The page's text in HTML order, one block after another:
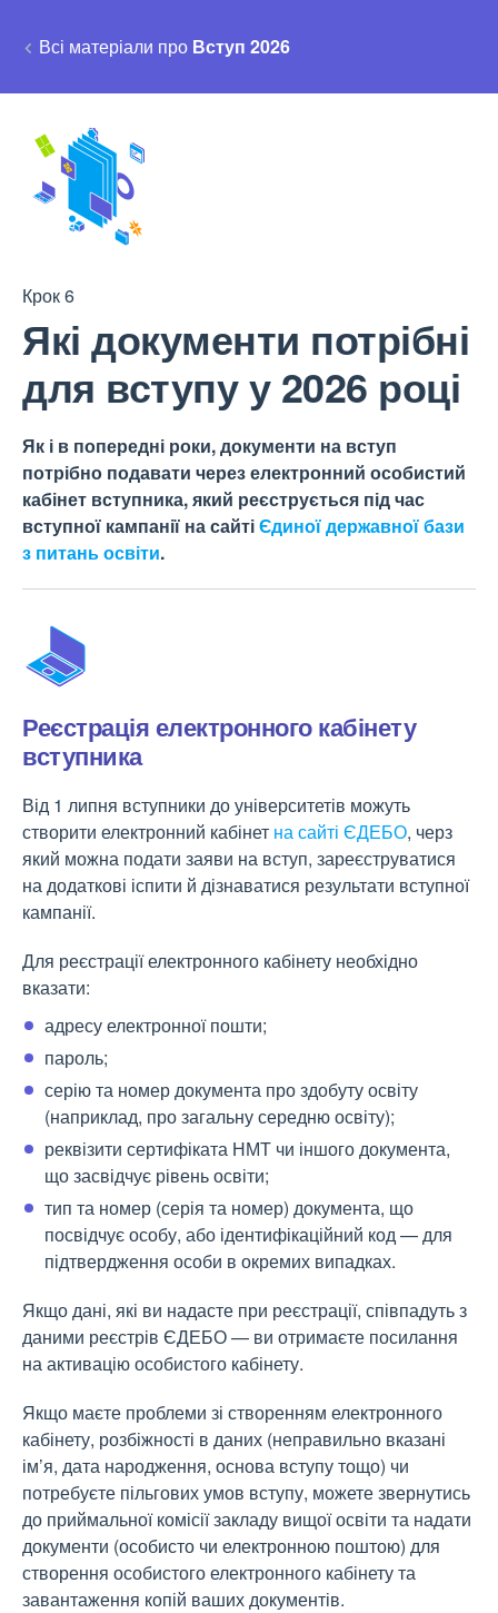
Всі матеріали про Вступ 2026
Крок 6
Які документи потрібні
для вступу у 2026 році
Як і в попередні роки, документи на вступ
потрібно подавати через електронний особистий
кабінет вступника, який реєструється під час
вступної кампанії на сайтіЄдиної державної бази
з питань освіти.
Реєстрація електронного кабінету
вступника
Від 1 липня вступники до університетів можуть
створити електронний кабінет на сайті ЄДЕБО, черз
який можна подати заяви на вступ, зареєструватися
на додаткові іспити й дізнаватися результати вступної
кампанії.
Для реєстрації електронного кабінету необхідно
вказати:
адресу електронної пошти;
пароль;
серію та номер документа про здобуту освіту
(наприклад, про загальну середню освіту);
реквізити сертифіката НМТ чи іншого документа,
що засвідчує рівень освіти;
тип та номер (серія та номер) документа, що
посвідчує особу, або ідентифікаційний код — для
підтвердження особи в окремих випадках.
Якщо дані, які ви надасте при реєстрації, співпадуть з
даними реєстрів ЄДЕБО — ви отримаєте посилання
на активацію особистого кабінету.
Якщо маєте проблеми зі створенням електронного
кабінету, розбіжності в даних (неправильно вказані
ім’я, дата народження, основа вступу тощо) чи
потребуєте пільгових умов вступу, можете звернутись
до приймальної комісії закладу вищої освіти та надати
документи (особисто чи електронною поштою) для
створення особистого електронного кабінету та
завантаження копій ваших документів.